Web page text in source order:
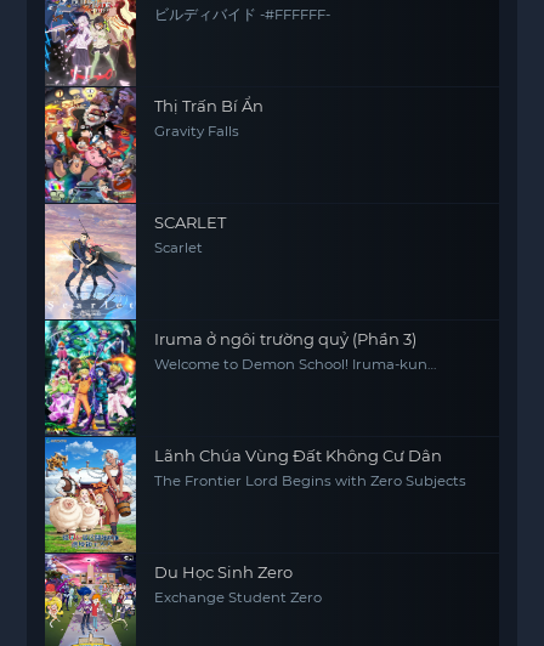
ビルディバイド -#FFFFFF-
Thị Trấn Bí Ẩn
Gravity Falls
SCARLET
Scarlet
Iruma ở ngôi trường quỷ (Phần 3)
Welcome to Demon School! Iruma-kun
Lãnh Chúa Vùng Đất Không Cư Dân
The Frontier Lord Begins with Zero Subjects
Du Học Sinh Zero
Exchange Student Zero